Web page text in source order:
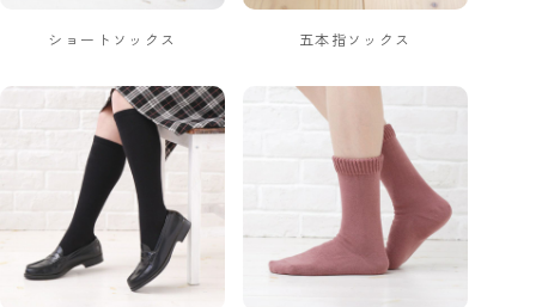
ショートソックス 五本指ソックス